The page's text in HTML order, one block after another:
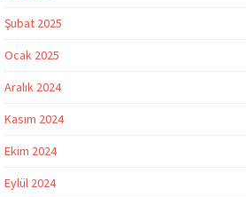
Şubat 2025
Ocak 2025
Aralık 2024
Kasım 2024
Ekim 2024
Eylül 2024